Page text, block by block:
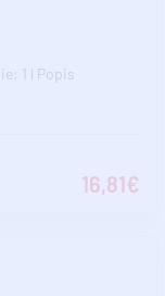
1 l Popis
16,81€